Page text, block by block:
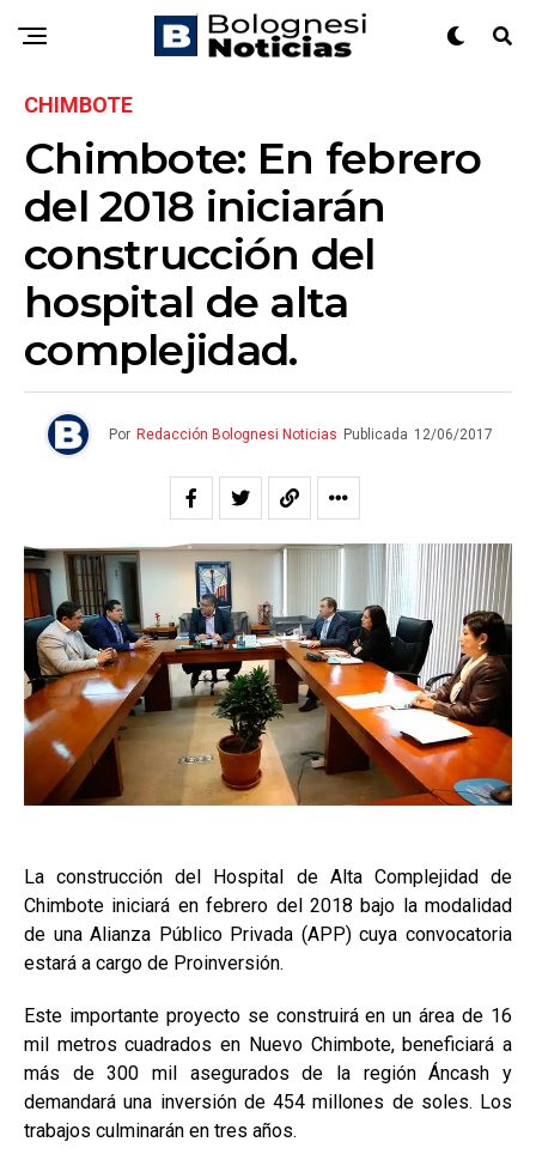
CHIMBOTE
Chimbote: En febrero
del 2018 iniciarán
construcción del
hospital de alta
complejidad.
Por Redacción Bolognesi Noticias Publicada 12/06/2017
La construcción del Hospital de Alta Complejidad de
Chimbote iniciará en febrero del 2018 bajo la modalidad
de una Alianza Público Privada (APP) cuya convocatoria
estará a cargo de Proinversión.
Este importante proyecto se construirá en un área de 16
mil metros cuadrados en Nuevo Chimbote, beneficiará a
más de 300 mil asegurados de la región Áncash y
demandará una inversión de 454 millones de soles. Los
trabajos culminarán en tres años.